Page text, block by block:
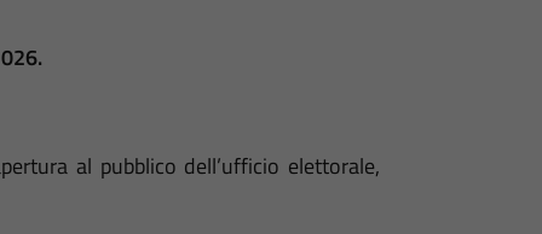
al pubblico dell’ufficio elettorale,